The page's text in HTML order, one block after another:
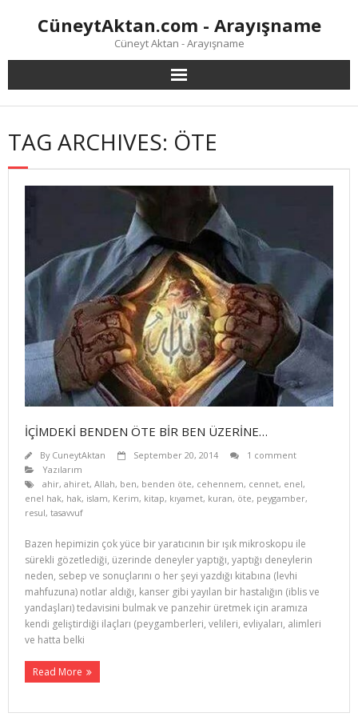
CüneytAktan.com - Arayışname
Cüneyt Aktan - Arayışname
TAG ARCHIVES: ÖTE
İÇİMDEKİ BENDEN ÖTE BİR BEN ÜZERİNE…
By CuneytAktan September 20, 2014
1 comment
Yazılarım
ahir, ahiret, Allah, ben, benden öte, cehennem, cennet, enel,
enel hak, hak, islam, Kerim, kitap, kıyamet, kuran, öte, peygamber,
resul, tasavvuf
Bazen hepimizin çok yüce bir yaratıcının bir ışık mikroskopu ile
sürekli gözetlediği, üzerinde deneyler yaptığı, yaptığı deneylerin
neden, sebep ve sonuçlarını o her şeyi yazdığı kitabına (levhi
mahfuzuna) notlar aldığı, kanser gibi yayılan bir hastalığın (iblis ve
yandaşları) tedavisini bulmak ve panzehir üretmek için aramıza
kendi geliştirdiği ilaçları (peygamberleri, velileri, evliyaları, alimleri
ve hatta belki
Read More